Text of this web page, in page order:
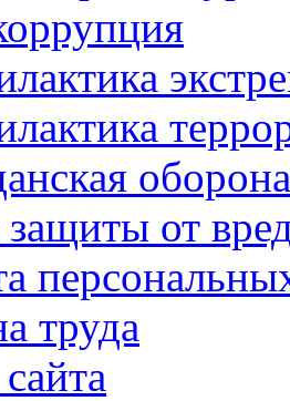
оборона
от
труда